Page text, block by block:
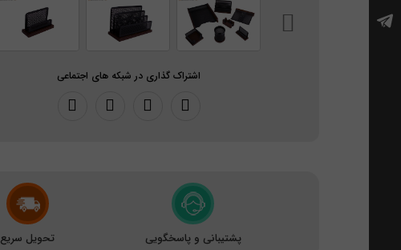
اشتراک گذاری در شبکه های اجتماعی
پشتیبانی و پاسخگویی تحویل سریع